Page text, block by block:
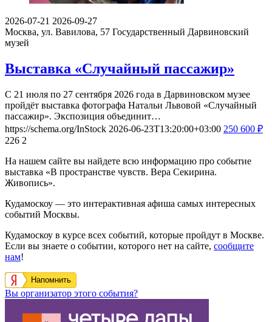
2026-07-21 2026-09-27
Москва, ул. Вавилова, 57 Государственный Дарвиновский
музей
Выставка «Случайный пассажир»
С 21 июля по 27 сентября 2026 года в Дарвиновском музее
пройдёт выставка фотографа Натальи Львовой «Случайный
пассажир». Экспозиция объединит…
https://schema.org/InStock 2026-06-23T13:20:00+03:00 250 600 ₽
226 2
На нашем сайте вы найдете всю информацию про событие
выставка «В пространстве чувств. Вера Секирина.
Живопись».
Кудамоскоу — это интерактивная афиша самых интересных
событий Москвы.
Кудамоскоу в курсе всех событий, которые пройдут в Москве.
Если вы знаете о событии, которого нет на сайте, сообщите
нам!
Напомнить
Вы организатор этого события?